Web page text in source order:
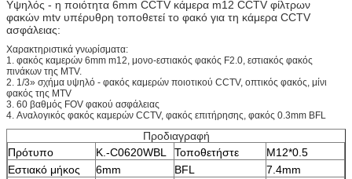
Υψηλός - η ποιότητα 6mm CCTV κάμερα m12 CCTV φίλτρων
φακών mtv υπέρυθρη τοποθετεί το φακό για τη κάμερα CCTV
ασφάλειας:
Χαρακτηριστικά γνωρίσματα:
1. φακός καμερών 6mm m12, μονο-εστιακός φακός F2.0, εστιακός φακός
πινάκων της MTV.
2. 1/3» σχήμα υψηλό - φακός καμερών ποιοτικού CCTV, οπτικός φακός, μίνι
φακός της MTV
3. 60 βαθμός FOV φακού ασφάλειας
4. Αναλογικός φακός καμερών CCTV, φακός επιτήρησης, φακός 0.3mm BFL
Προδιαγραφή
Πρότυπο
Κ.-C0620WBL Τοποθετήστε
M12*0.5
Εστιακό μήκος
6mm BFL
7.4mm